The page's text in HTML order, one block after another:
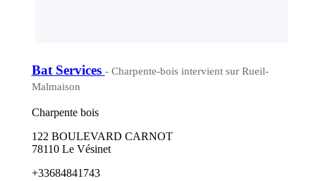
Bat Services - Charpente-bois intervient sur Rueil-
Malmaison
Charpente bois
122 BOULEVARD CARNOT
78110 Le Vésinet
+33684841743